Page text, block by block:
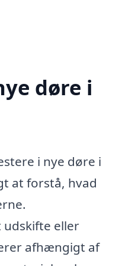
døre i
i nye døre i
at forstå, hvad
udskifte eller
afhængigt af